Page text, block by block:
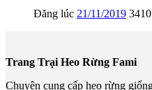
Đăng lúc 21/11/2019 3410
Trang Trại Heo Rừng Fami
Chuyên cung cấp heo rừng